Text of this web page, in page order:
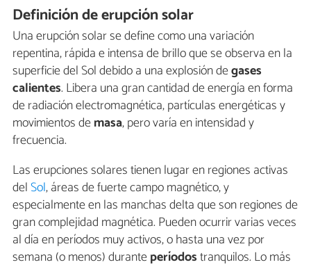
Definición de erupción solar
Una erupción solar se define como una variación
repentina, rápida e intensa de brillo que se observa en la
superficie del Sol debido a una explosión degases
calientes. Libera una gran cantidad de energía en forma
de radiación electromagnética, partículas energéticas y
movimientos demasa, pero varía en intensidad y
frecuencia.
Las erupciones solares tienen lugar en regiones activas
delSol, áreas de fuerte campo magnético, y
especialmente en las manchas delta que son regiones de
gran complejidad magnética. Pueden ocurrir varias veces
al día en períodos muy activos, o hasta una vez por
semana (o menos) duranteperíodostranquilos. Lo más